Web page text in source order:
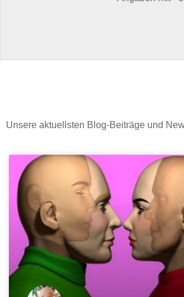
Unsere aktuellsten Blog-Beiträge und
SeiteSeite Seite